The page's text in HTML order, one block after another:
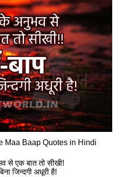
Maa Baap Quotes in Hindi
से एक बात तो सीखी!
जिन्दगी अधूरी है!